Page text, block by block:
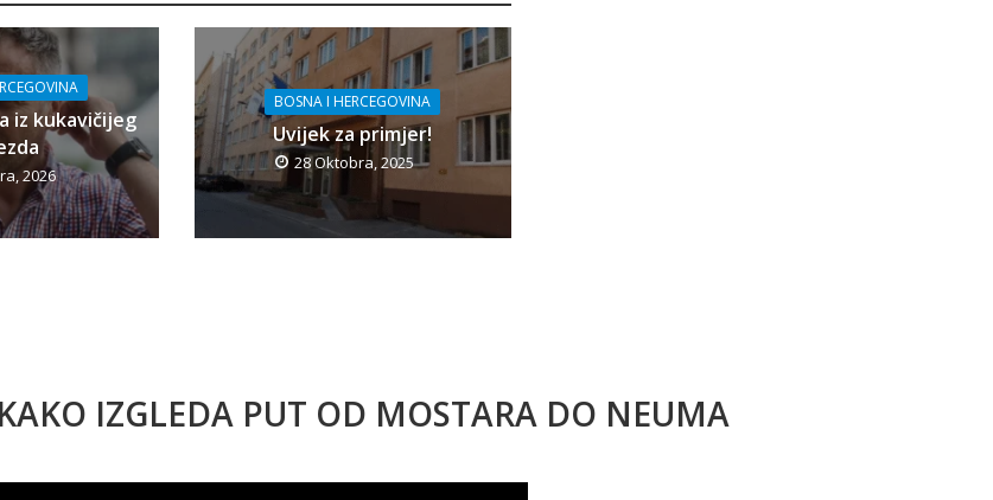
iz kukavičijeg
2026
BOSNA I HERCEGOVINA
Uvijek za primjer!
28 Oktobra, 2025
IZGLEDA PUT OD MOSTARA DO NEUMA